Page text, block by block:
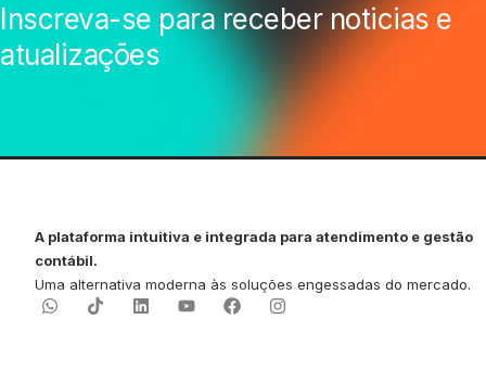
Inscreva-se para receber noticias e
atualizações
A plataforma intuitiva e integrada para atendimento e gestão
contábil.
Uma alternativa moderna às soluções engessadas do mercado.